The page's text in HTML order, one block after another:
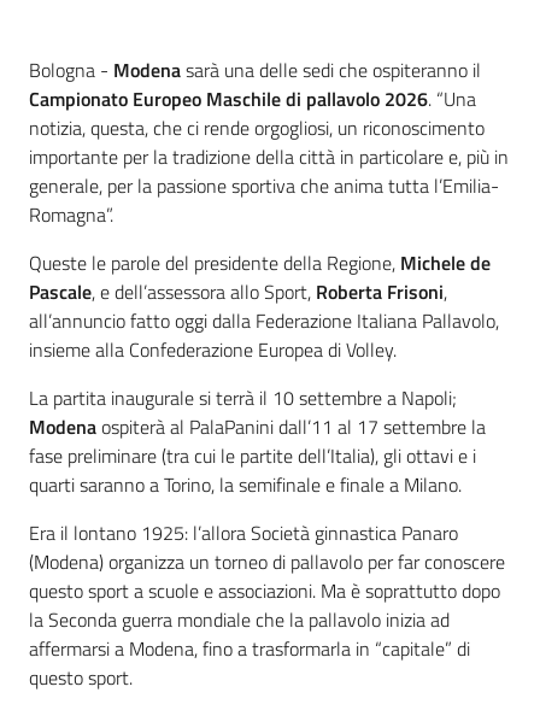
Contenuto
Bologna - Modenasarà una delle sedi che ospiteranno il
Campionato Europeo Maschile di pallavolo 2026. “Una
notizia, questa, che ci rende orgogliosi, un riconoscimento
importante per la tradizione della città in particolare e, più in
generale, per la passione sportiva che anima tutta l’Emilia-
Romagna”.
Queste le parole del presidente della Regione, Michele de
Pascale, e dell’assessora allo Sport, Roberta Frisoni,
all’annuncio fatto oggi dalla Federazione Italiana Pallavolo,
insieme alla Confederazione Europea di Volley.
La partita inaugurale si terrà il 10 settembre a Napoli;
Modenaospiterà al PalaPanini dall’11 al 17 settembre la
fase preliminare (tra cui le partite dell’Italia), gli ottavi e i
quarti saranno a Torino, la semifinale e finale a Milano.
Era il lontano 1925: l’allora Società ginnastica Panaro
(Modena) organizza un torneo di pallavolo per far conoscere
questo sport a scuole e associazioni. Ma è soprattutto dopo
la Seconda guerra mondiale che la pallavolo inizia ad
affermarsi a Modena, fino a trasformarla in “capitale” di
questo sport.